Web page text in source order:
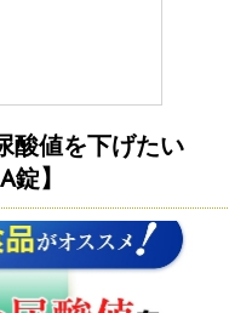
酸値を下げたい
】